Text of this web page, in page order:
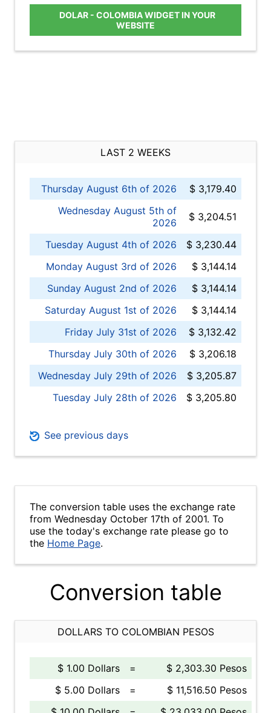
DOLAR - COLOMBIA WIDGET IN YOUR
WEBSITE
LAST 2 WEEKS
Thursday August 6th of 2026
$ 3,179.40
Wednesday August 5th of
2026
$ 3,204.51
Tuesday August 4th of 2026
$ 3,230.44
Monday August 3rd of 2026
$ 3,144.14
Sunday August 2nd of 2026
$ 3,144.14
Saturday August 1st of 2026
$ 3,144.14
Friday July 31st of 2026
$ 3,132.42
Thursday July 30th of 2026
$ 3,206.18
Wednesday July 29th of 2026
$ 3,205.87
Tuesday July 28th of 2026
$ 3,205.80
See previous days
The conversion table uses the exchange rate
from Wednesday October 17th of 2001. To
use the today's exchange rate please go to
the Home Page.
Conversion table
DOLLARS TO COLOMBIAN PESOS
$ 1.00 Dollars =
$ 2,303.30 Pesos
$ 5.00 Dollars
=
$ 11,516.50 Pesos